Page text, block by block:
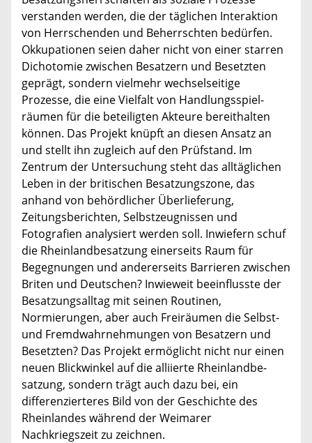
verstanden werden, die der täglichen Interaktion
von Herrschenden und Beherrschten bedürfen.
Okkupationen seien daher nicht von einer starren
Dichotomie zwischen Besatzern und Besetzten
geprägt, sondern vielmehr wechselseitige
Prozesse, die eine Vielfalt von Handlungsspiel­
räumen für die beteiligten Akteure bereithalten
können. Das Projekt knüpft an diesen Ansatz an
und stellt ihn zugleich auf den Prüfstand. Im
Zentrum der Untersuchung steht das alltäglichen
Leben in der britischen Besatzungszone, das
anhand von behördlicher Überlieferung,
Zeitungsberichten, Selbstzeugnissen und
Fotografien analysiert werden soll. Inwiefern schuf
die Rheinland­be­satzung einerseits Raum für
Begegnungen und andererseits Barrieren zwischen
Briten und Deutschen? Inwieweit beeinflusste der
Besatzungs­alltag mit seinen Routinen,
Normierungen, aber auch Freiräumen die Selbst-
und Fremdwahrnehmungen von Besatzern und
Besetzten? Das Projekt ermöglicht nicht nur einen
neuen Blickwinkel auf die alliierte Rheinlandbe­
satzung, sondern trägt auch dazu bei, ein
differenzierteres Bild von der Geschichte des
Rhein­landes während der Weimarer
Nachkriegszeit zu zeichnen.